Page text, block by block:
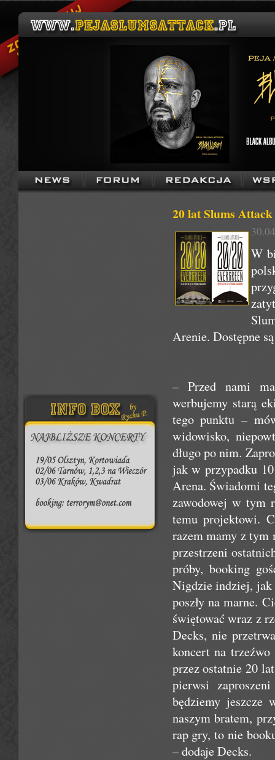
20 lat Slums
W
Arenie. Dostępne
– Przed nami
werbujemy starą
tego punktu –
widowisko,
długo po nim.
jak w przypadku
Arena. Świadomi
zawodowej w tym
temu projektowi.
razem mamy z tym
przestrzeni
próby, booking
Nigdzie indziej, jak
poszły na marne.
świętować wraz z
Decks, nie
koncert na
przez ostatnie 20
pierwsi
będziemy jeszcze
naszym bratem,
rap gry, to nie
– dodaje Decks.